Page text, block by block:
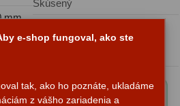
mm
f/9
Skúsený
Astrofotografia, Pozorovanie
Obsah balenia
e-shop fungoval, ako ste
tak, ako ho poznáte, ukladáme
z vášho zariadenia a